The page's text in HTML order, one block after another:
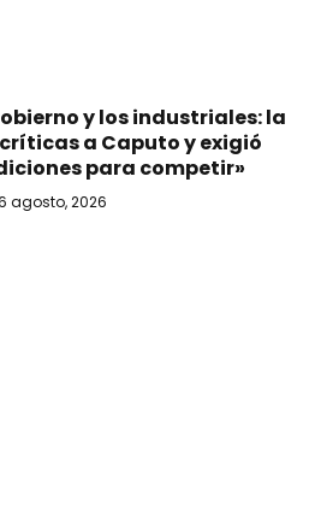
y los industriales: la
críticas a Caputo y exigió
para competir»
agosto, 2026